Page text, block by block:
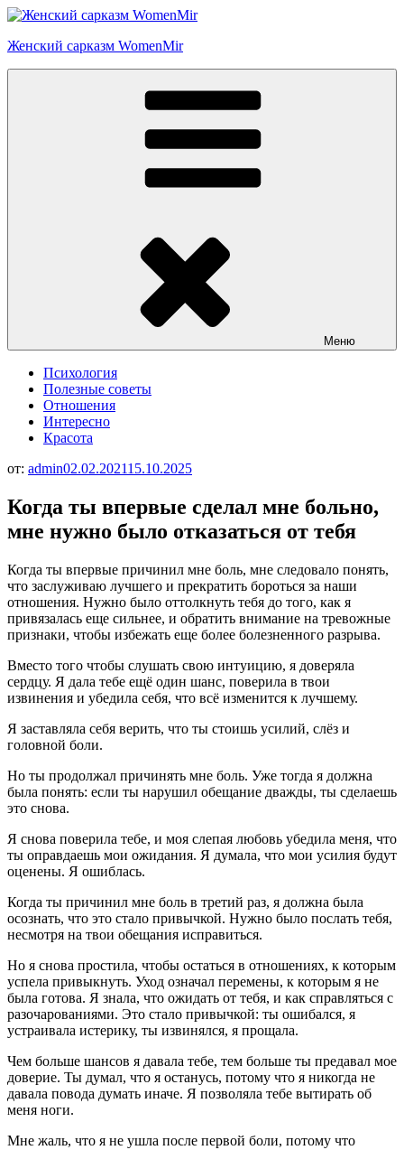
Перейти
содержимому
Женский сарказм WomenMir
Меню
Психология
Полезные советы
Отношения
Интересно
Красота
от: admin02.02.202115.10.2025
Когда ты впервые сделал мне больно,
мне нужно было отказаться от тебя
Когда ты впервые причинил мне боль, мне следовало понять,
что заслуживаю лучшего и прекратить бороться за наши
отношения. Нужно было оттолкнуть тебя до того, как я
привязалась еще сильнее, и обратить внимание на тревожные
признаки, чтобы избежать еще более болезненного разрыва.
Вместо того чтобы слушать свою интуицию, я доверяла
сердцу. Я дала тебе ещё один шанс, поверила в твои
извинения и убедила себя, что всё изменится к лучшему.
Я заставляла себя верить, что ты стоишь усилий, слёз и
головной боли.
Но ты продолжал причинять мне боль. Уже тогда я должна
была понять: если ты нарушил обещание дважды, ты сделаешь
это снова.
Я снова поверила тебе, и моя слепая любовь убедила меня, что
ты оправдаешь мои ожидания. Я думала, что мои усилия будут
оценены. Я ошиблась.
Когда ты причинил мне боль в третий раз, я должна была
осознать, что это стало привычкой. Нужно было послать тебя,
несмотря на твои обещания исправиться.
Но я снова простила, чтобы остаться в отношениях, к которым
успела привыкнуть. Уход означал перемены, к которым я не
была готова. Я знала, что ожидать от тебя, и как справляться с
разочарованиями. Это стало привычкой: ты ошибался, я
устраивала истерику, ты извинялся, я прощала.
Чем больше шансов я давала тебе, тем больше ты предавал мое
доверие. Ты думал, что я останусь, потому что я никогда не
давала повода думать иначе. Я позволяла тебе вытирать об
меня ноги.
Мне жаль, что я не ушла после первой боли, потому что